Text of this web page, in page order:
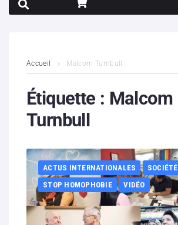
Contenus litigieux
Nous soutenir
Partenaires
Contacts
Accueil Malcom Turnbull
Étiquette : Malcom
Turnbull
ACTUS INTERNATIONALES
SOCIÉTÉ
STOP HOMOPHOBIE
VIDÉO